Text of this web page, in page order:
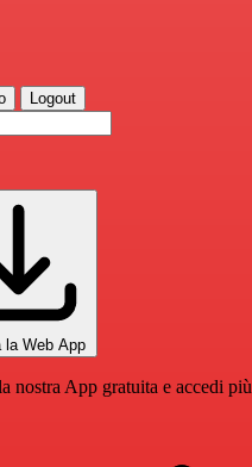
Logout
la Web App
nostra App gratuita e accedi